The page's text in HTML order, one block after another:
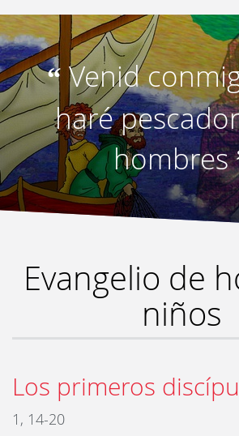
“Venid
haré
hombres
Evangelio de
niños
Los primeros
1, 14-20